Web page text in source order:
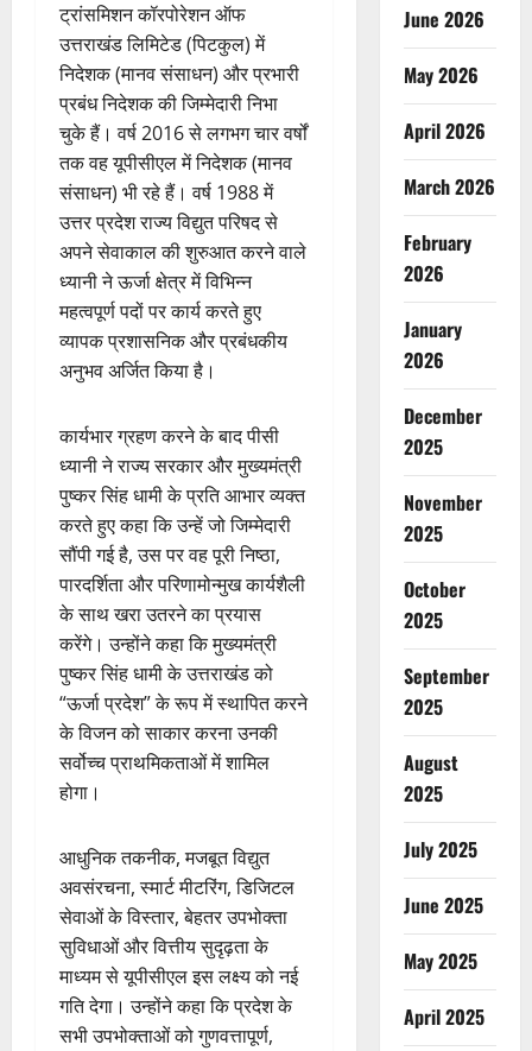
ट्रांसमिशन कॉरपोरेशन ऑफ
उत्तराखंड लिमिटेड (पिटकुल) में
निदेशक (मानव संसाधन) और प्रभारी
प्रबंध निदेशक की जिम्मेदारी निभा
चुके हैं। वर्ष 2016 से लगभग चार वर्षों
तक वह यूपीसीएल में निदेशक (मानव
संसाधन) भी रहे हैं। वर्ष 1988 में
उत्तर प्रदेश राज्य विद्युत परिषद से
अपने सेवाकाल की शुरुआत करने वाले
ध्यानी ने ऊर्जा क्षेत्र में विभिन्न
महत्वपूर्ण पदों पर कार्य करते हुए
व्यापक प्रशासनिक और प्रबंधकीय
अनुभव अर्जित किया है।
कार्यभार ग्रहण करने के बाद पीसी
ध्यानी ने राज्य सरकार और मुख्यमंत्री
पुष्कर सिंह धामी के प्रति आभार व्यक्त
करते हुए कहा कि उन्हें जो जिम्मेदारी
सौंपी गई है, उस पर वह पूरी निष्ठा,
पारदर्शिता और परिणामोन्मुख कार्यशैली
के साथ खरा उतरने का प्रयास
करेंगे। उन्होंने कहा कि मुख्यमंत्री
पुष्कर सिंह धामी के उत्तराखंड को
“ऊर्जा प्रदेश” के रूप में स्थापित करने
के विजन को साकार करना उनकी
सर्वोच्च प्राथमिकताओं में शामिल
होगा।
आधुनिक तकनीक, मजबूत विद्युत
अवसंरचना, स्मार्ट मीटरिंग, डिजिटल
सेवाओं के विस्तार, बेहतर उपभोक्ता
सुविधाओं और वित्तीय सुदृढ़ता के
माध्यम से यूपीसीएल इस लक्ष्य को नई
गति देगा। उन्होंने कहा कि प्रदेश के
सभी उपभोक्ताओं को गुणवत्तापूर्ण,
June 2026
May 2026
April 2026
March 2026
February
2026
January
2026
December
2025
November
2025
October
2025
September
2025
August
2025
July 2025
June 2025
May 2025
April 2025